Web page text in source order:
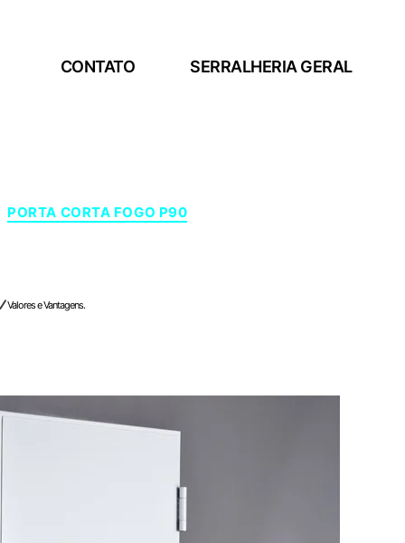
CONTATO SERRALHERIA GERAL
PORTA CORTA FOGO P90
Valores e Vantagens.